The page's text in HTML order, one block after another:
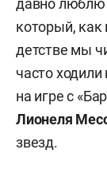
который, как
детстве мы
часто
на игре с
Лионеля
звезд.